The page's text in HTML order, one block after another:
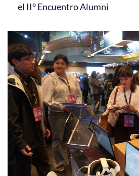
el II° Encuentro Alumni